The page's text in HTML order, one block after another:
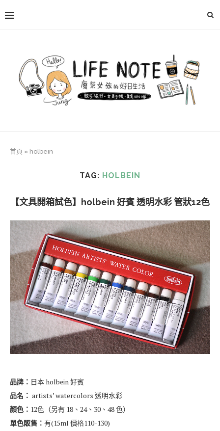
首頁 » holbein
TAG: HOLBEIN
【文具開箱試色】holbein 好賓 透明水彩 管狀12色
品牌： 日本 holbein 好賓
品名： artists’ watercolors 透明水彩
顏色： 12色（另有 18、24、30、48 色）
單色販售： 有(15ml 價格110-130)